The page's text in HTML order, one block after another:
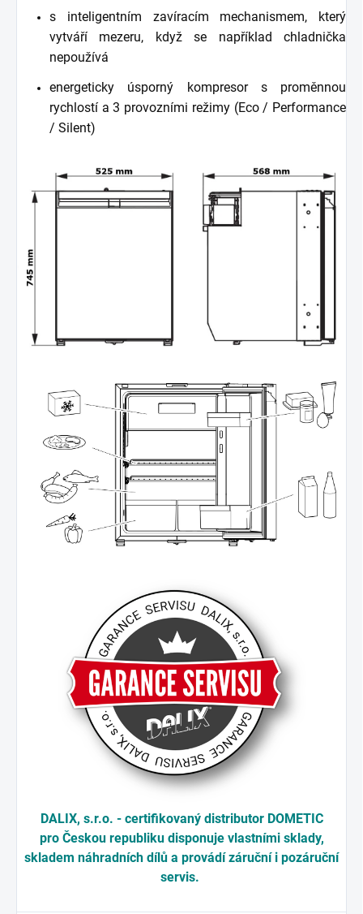
s inteligentním zavíracím mechanismem, který
vytváří mezeru, když se například chladnička
nepoužívá
energeticky úsporný kompresor s proměnnou
rychlostí a 3 provozními režimy (Eco / Performance
/ Silent)
DALIX, s.r.o. - certifikovaný distributor DOMETIC
pro Českou republiku disponuje vlastními sklady,
skladem náhradních dílů a provádí záruční i pozáruční
servis.